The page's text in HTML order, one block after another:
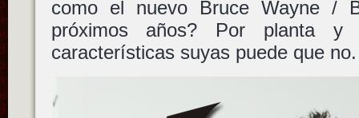
como el nuevo Bruce Wayne /
próximos años? Por planta
características suyas puede que no.